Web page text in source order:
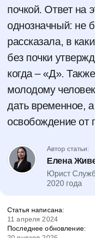
почкой. Ответ на
однозначный: не
рассказала, в
без почки
когда – «Д».
молодому
дать временное,
освобождение от
Автор статьи:
Елена
Юрист
2020 года
Статья написана:
11 апреля 2024
Последнее обновление: